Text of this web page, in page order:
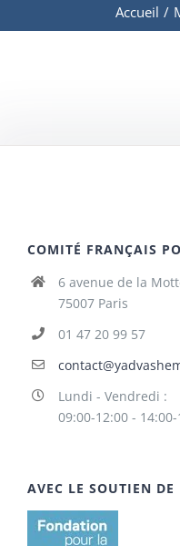
Accueil /
COMITÉ FRANÇAIS
6 avenue de la
75007 Paris
01 47 20 99 57
Lundi - Vendredi :
09:00-12:00 -
AVEC LE SOUTIEN DE